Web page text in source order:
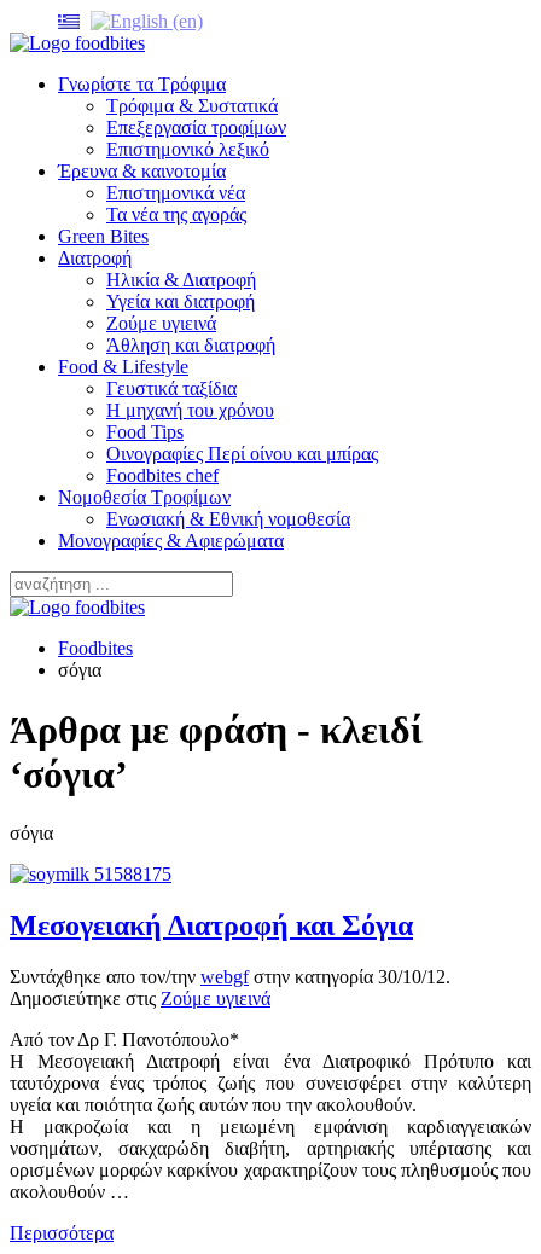
Γνωρίστε τα Τρόφιμα
Τρόφιμα & Συστατικά
Επεξεργασία τροφίμων
Επιστημονικό λεξικό
Έρευνα & καινοτομία
Επιστημονικά νέα
Τα νέα της αγοράς
Green Bites
Διατροφή
Ηλικία & Διατροφή
Υγεία και διατροφή
Ζούμε υγιεινά
Άθληση και διατροφή
Food & Lifestyle
Γευστικά ταξίδια
Η μηχανή του χρόνου
Food Tips
Οινογραφίες Περί οίνου και μπίρας
Foodbites chef
Νομοθεσία Τροφίμων
Ενωσιακή & Εθνική νομοθεσία
Μονογραφίες & Αφιερώματα
Foodbites
σόγια
Άρθρα με φράση - κλειδί
‘σόγια’
σόγια
Μεσογειακή Διατροφή και Σόγια
Συντάχθηκε απο τον/την webgfστην κατηγορία 30/10/12.
Δημοσιεύτηκε στις Ζούμε υγιεινά
Από τον Δρ Γ. Πανοτόπουλο*
Η Μεσογειακή Διατροφή είναι ένα Διατροφικό Πρότυπο και
ταυτόχρονα ένας τρόπος ζωής που συνεισφέρει στην καλύτερη
υγεία και ποιότητα ζωής αυτών που την ακολουθούν.
Η μακροζωία και η μειωμένη εμφάνιση καρδιαγγειακών
νοσημάτων, σακχαρώδη διαβήτη, αρτηριακής υπέρτασης και
ορισμένων μορφών καρκίνου χαρακτηρίζουν τους πληθυσμούς που
ακολουθούν …
Περισσότερα